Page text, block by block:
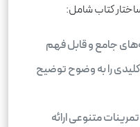
کتاب شامل:
جامع و قابل فهم
را به وضوح توضیح
متنوعی ارائه